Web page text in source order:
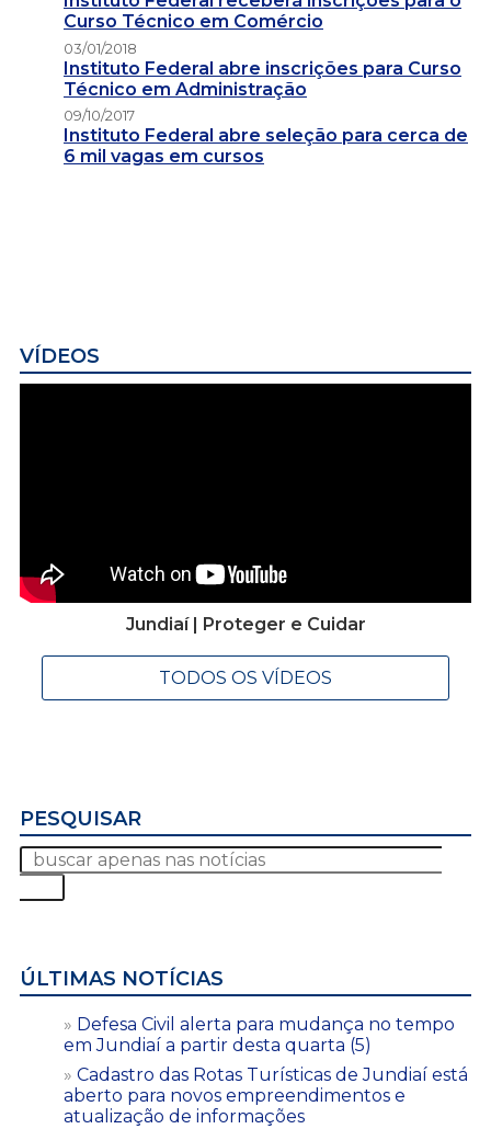
Curso Técnico em Comércio
03/01/2018
Instituto Federal abre inscrições para Curso
Técnico em Administração
09/10/2017
Instituto Federal abre seleção para cerca de
6 mil vagas em cursos
VÍDEOS
Jundiaí | Proteger e Cuidar
TODOS OS VÍDEOS
PESQUISAR
ÚLTIMAS NOTÍCIAS
Defesa Civil alerta para mudança no tempo
em Jundiaí a partir desta quarta (5)
Cadastro das Rotas Turísticas de Jundiaí está
aberto para novos empreendimentos e
atualização de informações